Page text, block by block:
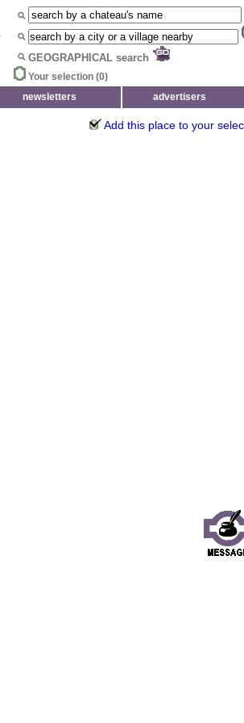
GEOGRAPHICAL search
Your selection (0)
newsletters advertisers
Add this place to your